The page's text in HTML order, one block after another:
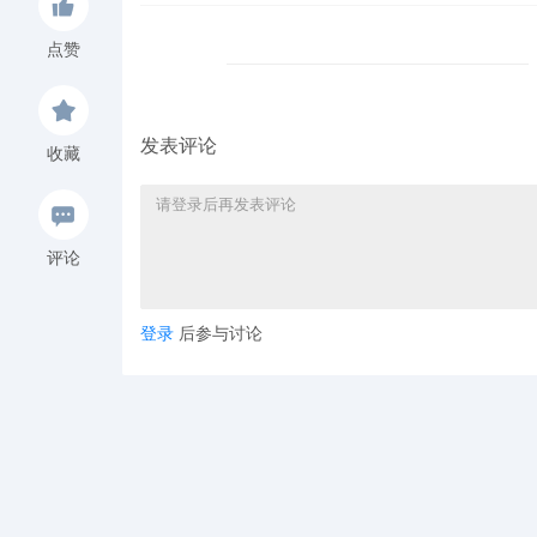
点赞
收藏
评论
发表评论
登录 后参与讨论